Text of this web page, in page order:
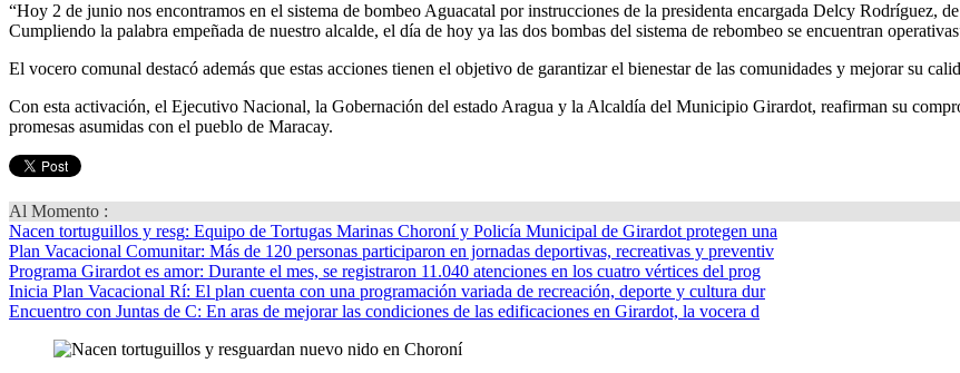
“Hoy 2 de junio nos encontramos en el sistema de bombeo Aguacatal por instrucciones de la presidenta encargada Delcy Rodríguez,
Cumpliendo la palabra empeñada de nuestro alcalde, el día de hoy ya las dos bombas del sistema de rebombeo se encuentran
El vocero comunal destacó además que estas acciones tienen el objetivo de garantizar el bienestar de las comunidades y mejorar su
Con esta activación, el Ejecutivo Nacional, la Gobernación del estado Aragua y la Alcaldía del Municipio Girardot, reafirman su
promesas asumidas con el pueblo de Maracay.
Al Momento :
Nacen tortuguillos y resg: Equipo de Tortugas Marinas Choroní y Policía Municipal de Girardot protegen una
Plan Vacacional Comunitar: Más de 120 personas participaron en jornadas deportivas, recreativas y preventiv
Programa Girardot es amor: Durante el mes, se registraron 11.040 atenciones en los cuatro vértices del prog
Inicia Plan Vacacional Rí: El plan cuenta con una programación variada de recreación, deporte y cultura dur
Encuentro con Juntas de C: En aras de mejorar las condiciones de las edificaciones en Girardot, la vocera d